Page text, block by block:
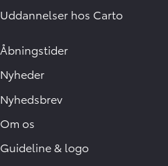
Uddannelser hos Carto
Åbningstider
Nyheder
Nyhedsbrev
Om os
Guideline & logo